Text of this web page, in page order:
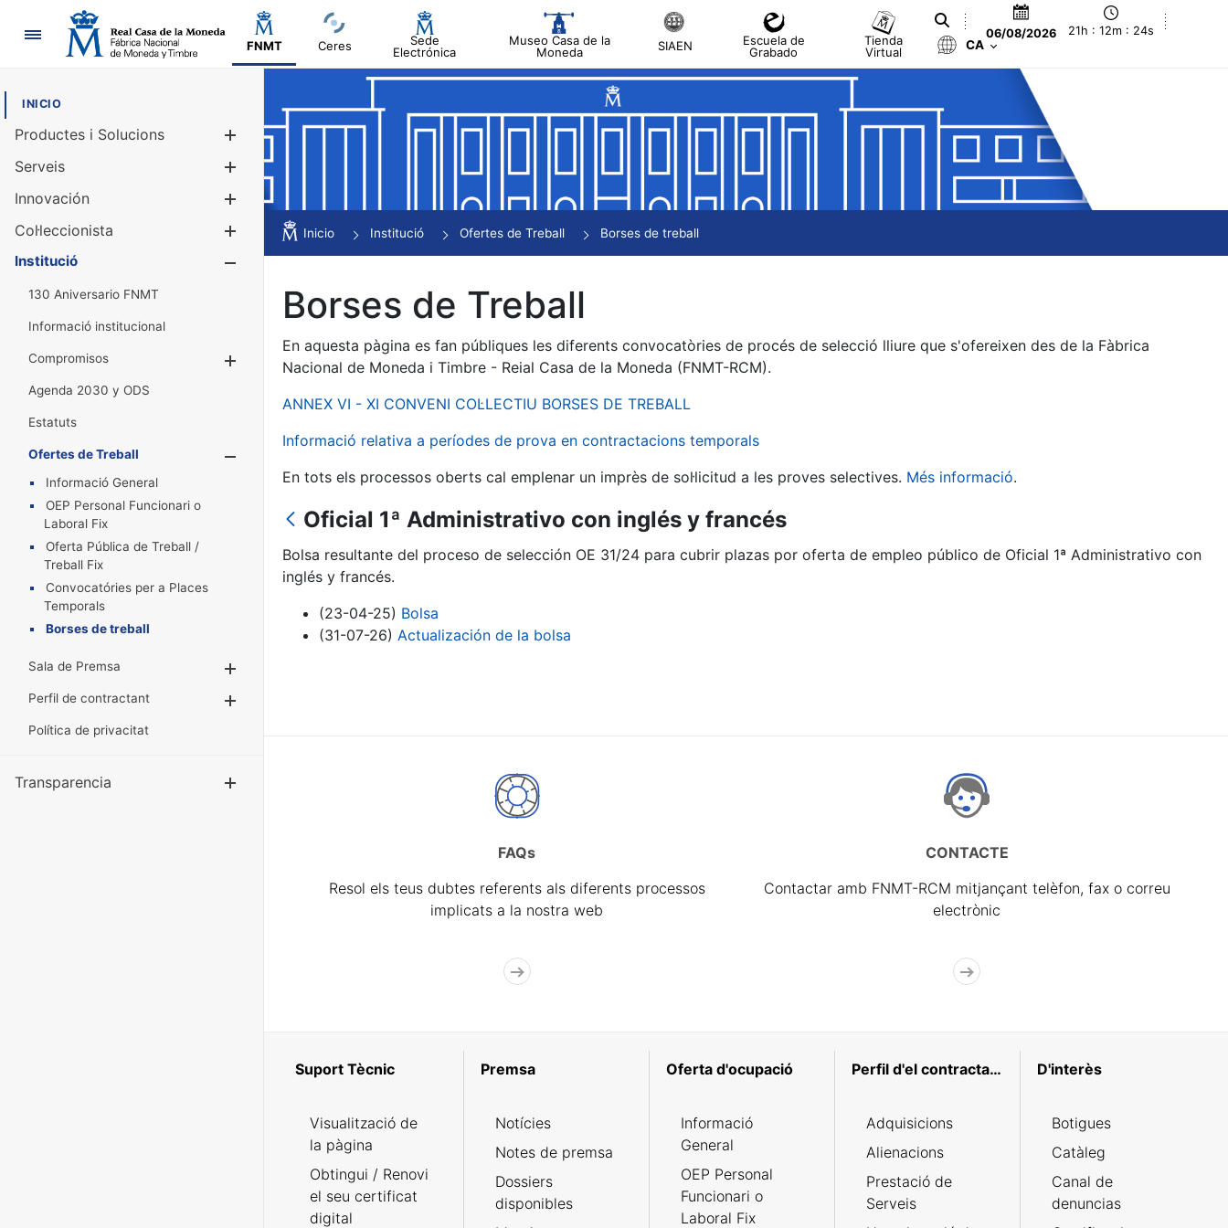
Navegació
FNMT Ceres
Sede
Electrónica
Museo Casa de la
Moneda
SIAEN
Escuela de
Grabado
Tienda
Virtual
06/08/2026 21h : 12m : 25s
CA
INICIO
Productes i Solucions
Mostra/Amaga
Serveis
Innovación
Col·leccionista
Mostra/Amaga
Institució
130 Aniversario FNMT
Informació institucional
Compromisos
Mostra/Amaga
Agenda 2030 y ODS
Estatuts
Ofertes de Treball
Informació General
OEP Personal Funcionari o
Laboral Fix
Oferta Pública de Treball /
Treball Fix
Convocatóries per a Places
Temporals
Borses de treball
Sala de Premsa
Perfil de contractant
Política de privacitat
Transparencia
Inicio Institució Ofertes de Treball Borses de treball
Borses de Treball
En aquesta pàgina es fan públiques les diferents convocatòries de procés de selecció lliure que s'ofereixen des de la Fàbrica
Nacional de Moneda i Timbre - Reial Casa de la Moneda (FNMT-RCM).
ANNEX VI - XI CONVENI COL·LECTIU BORSES DE TREBALL
Informació relativa a períodes de prova en contractacions temporals
En tots els processos oberts cal emplenar un imprès de sol·licitud a les proves selectives. Més informació.
Oficial 1ª Administrativo con inglés y francés
Bolsa resultante del proceso de selección OE 31/24 para cubrir plazas por oferta de empleo público de Oficial 1ª Administrativo con
inglés y francés.
(23-04-25) Bolsa
(31-07-26) Actualización de la bolsa
FAQs
Resol els teus dubtes referents als diferents processos
implicats a la nostra web
CONTACTE
Contactar amb FNMT-RCM mitjançant telèfon, fax o correu
electrònic
Suport Tècnic
Visualització de
la pàgina
Obtingui / Renovi
el seu certificat
digital
Premsa
Notícies
Notes de premsa
Dossiers
disponibles
Oferta d'ocupació
Informació
General
OEP Personal
Funcionari o
Laboral Fix
Perfil d'el contractant
Adquisicions
Alienacions
Prestació de
Serveis
D'interès
Botigues
Catàleg
Canal de
denuncias